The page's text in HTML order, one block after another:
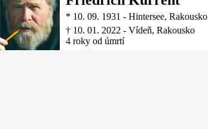
* 10. 09. 1931 - Hintersee, Rakousko
† 10. 01. 2022 - Vídeň, Rakousko
4 roky od úmrtí